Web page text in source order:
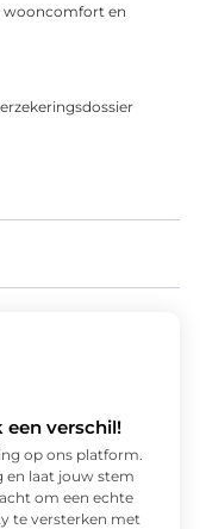
wooncomfort en
een verschil!
op ons platform.
en laat jouw stem
om een echte
te versterken met